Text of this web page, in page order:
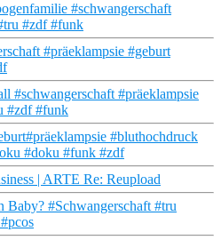
#schwangerschaft
#zdf #funk
#präeklampsie #geburt
#schwangerschaft #präeklampsie
#zdf #funk
#bluthochdruck
#doku #funk #zdf
| ARTE Re: Reupload
Baby? #Schwangerschaft #tru